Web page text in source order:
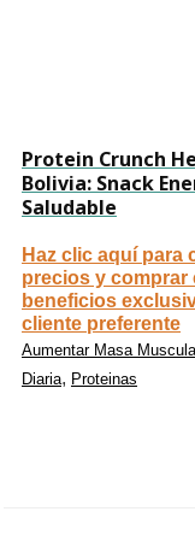
Protein Crunch
Bolivia: Snack
Saludable
Haz clic aquí para
precios y comprar
beneficios
cliente preferente
Aumentar Masa
Diaria, Proteinas